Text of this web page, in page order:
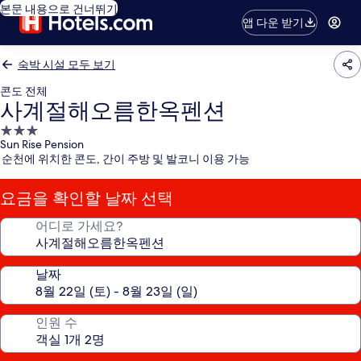
본문 내용으로 건너뛰기
앱 다운 받기
숙박 시설 모두 보기
콘도 전체
사계절해오름한옥펜션
3.0
성
급
숙
박
시
Sun Rise Pension
순천에 위치한 콘도, 간이 주방 및 발코니 이용 가능
요금을 확인할 날짜 선택
어디로 가세요?
날짜
인원 수